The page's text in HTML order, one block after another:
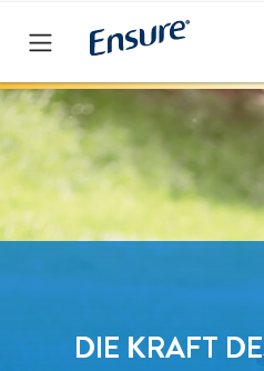
PRODUKTE
FINDE DEINE STÄRKE
ENSURE® NUTRIVIGOR
PULVER
DIE KRAFT